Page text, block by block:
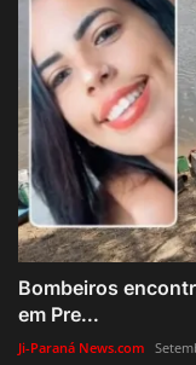
Bombeiros
em Pre...
Ji-Paraná News.com